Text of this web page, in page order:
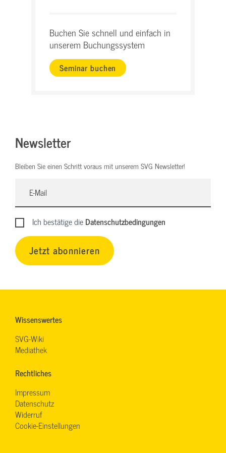
Buchen Sie schnell und einfach in
unserem Buchungssystem
Seminar buchen
Newsletter
Bleiben Sie einen Schritt voraus mit unserem SVG Newsletter!
Ich bestätige dieDatenschutzbedingungen
Jetzt abonnieren
Wissenswertes
SVG-Wiki
Mediathek
Rechtliches
Impressum
Datenschutz
Widerruf
Cookie-Einstellungen